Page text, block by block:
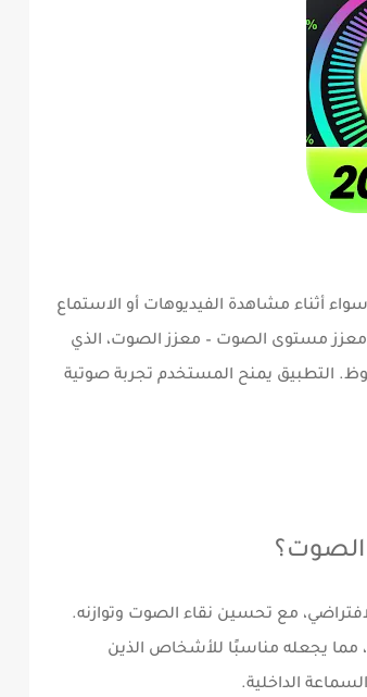
أثناء مشاهدة الفيديوهات أو الاستماع
معزز مستوى الصوت – معزز الصوت، الذي
التطبيق يمنح المستخدم تجربة صوتية
مع تحسين نقاء الصوت وتوازنه.
مما يجعله مناسبًا للأشخاص الذين
الداخلية.